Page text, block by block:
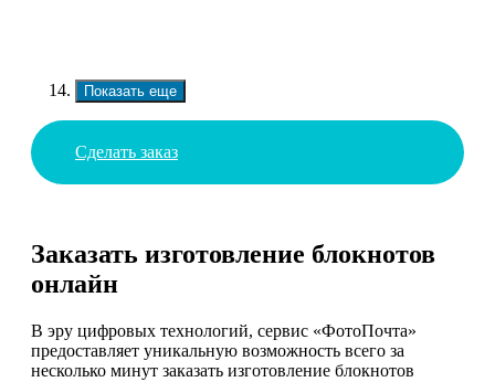
Показать еще
Сделать заказ
Заказать изготовление блокнотов
онлайн
В эру цифровых технологий, сервис «ФотоПочта»
предоставляет уникальную возможность всего за
несколько минут заказать изготовление блокнотов